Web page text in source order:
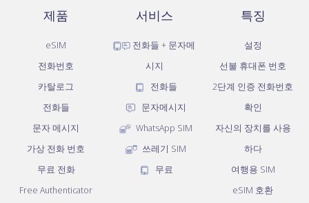
제품
eSIM
전화번호
카탈로그
전화들
문자 메시지
가상 전화 번호
무료 전화
Free Authenticator
서비스
전화들 + 문자메
시지
전화들
문자메시지
WhatsApp SIM
쓰레기 SIM
무료
특징
설정
선불 휴대폰 번호
2단계 인증 전화번호
확인
자신의 장치를 사용
하다
여행용 SIM
eSIM 호환